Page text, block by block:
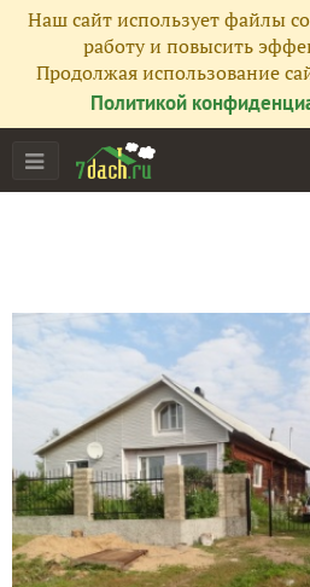
Наш сайт использует файлы
работу и повысить
Продолжая использование
Политикой
Все публикации
Сейчас обсуждают